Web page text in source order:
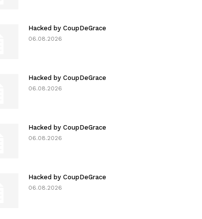
Hacked by CoupDeGrace
06.08.2026
Hacked by CoupDeGrace
06.08.2026
Hacked by CoupDeGrace
06.08.2026
Hacked by CoupDeGrace
06.08.2026